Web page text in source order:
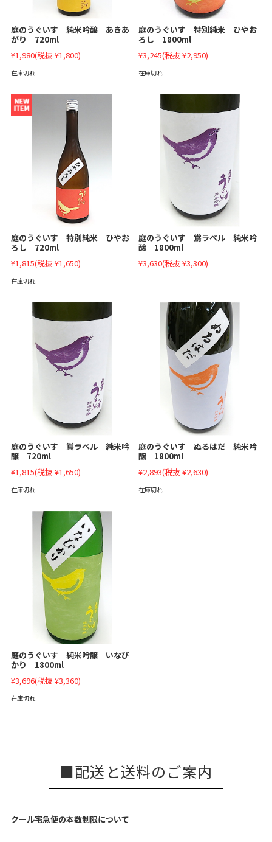
庭のうぐいす 純米吟醸 あきあ
がり 720ml
¥1,980(税抜 ¥1,800)
在庫切れ
庭のうぐいす 特別純米 ひやお
ろし 1800ml
¥3,245(税抜 ¥2,950)
在庫切れ
庭のうぐいす 特別純米 ひやお
ろし 720ml
¥1,815(税抜 ¥1,650)
在庫切れ
庭のうぐいす 鴬ラベル 純米吟
醸 1800ml
¥3,630(税抜 ¥3,300)
庭のうぐいす 鴬ラベル 純米吟
醸 720ml
¥1,815(税抜 ¥1,650)
在庫切れ
庭のうぐいす ぬるはだ 純米吟
醸 1800ml
¥2,893(税抜 ¥2,630)
在庫切れ
庭のうぐいす 純米吟醸 いなび
かり 1800ml
¥3,696(税抜 ¥3,360)
在庫切れ
配送と送料のご案内
クール宅急便の本数制限について